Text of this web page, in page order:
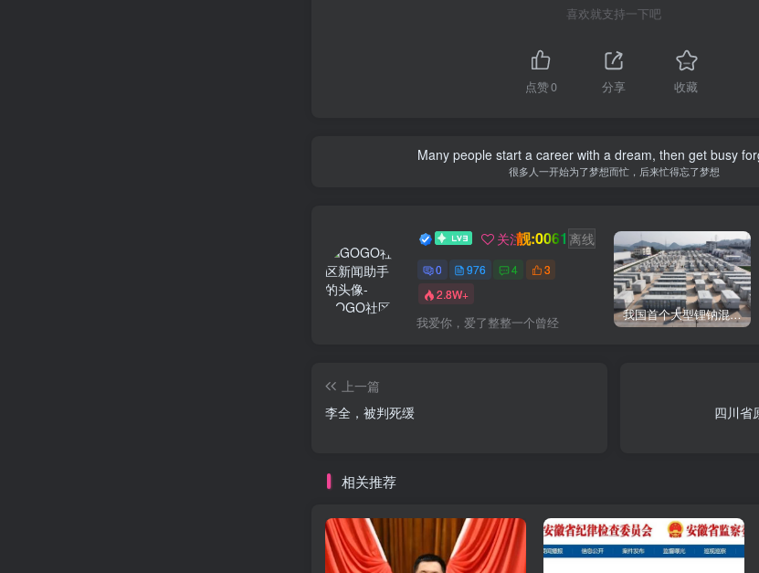
喜欢就支持一下吧
点赞0 分享 收藏
Many people start a career with a dream, then get busy
很多人一开始为了梦想而忙，后来忙得忘了梦想
GOGO社区新闻助手
关注靓:0061 离线
0 976 4
3
2.8W+
我爱你，爱了整整一个曾经 我国首个大型锂钠混合储能站投产，开启储能新时代
上一篇
李全，被判死缓
四川省
相关推荐